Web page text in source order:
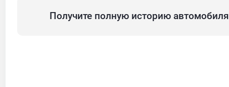
Получите полную историю автомобиля